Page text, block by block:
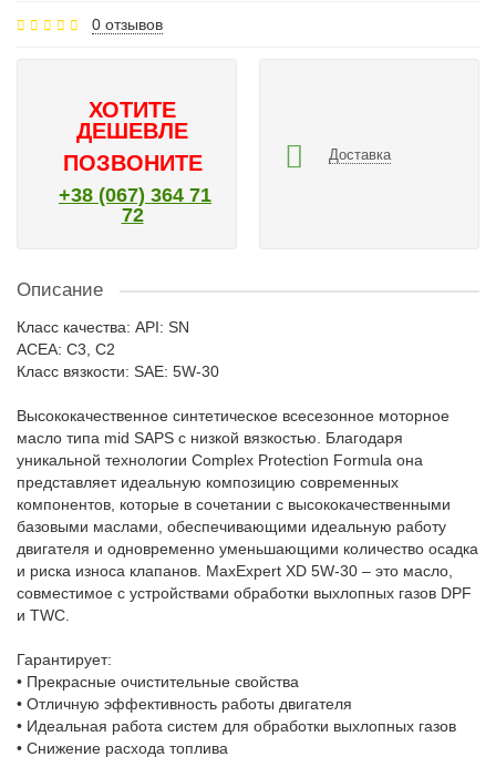
0 отзывов
ХОТИТЕ
ДЕШЕВЛЕ
ПОЗВОНИТЕ
+38 (067) 364 71
72
Доставка
Описание
Класс качества: API: SN
ACEA: C3, C2
Класс вязкости: SAE: 5W-30
Высококачественное синтетическое всесезонное моторное
масло типа mid SAPS с низкой вязкостью. Благодаря
уникальной технологии Complex Protection Formula она
представляет идеальную композицию современных
компонентов, которые в сочетании с высококачественными
базовыми маслами, обеспечивающими идеальную работу
двигателя и одновременно уменьшающими количество осадка
и риска износа клапанов. MaxExpert XD 5W-30 – это масло,
совместимое с устройствами обработки выхлопных газов DPF
и TWC.
Гарантирует:
• Прекрасные очистительные свойства
• Отличную эффективность работы двигателя
• Идеальная работа систем для обработки выхлопных газов
• Снижение расхода топлива